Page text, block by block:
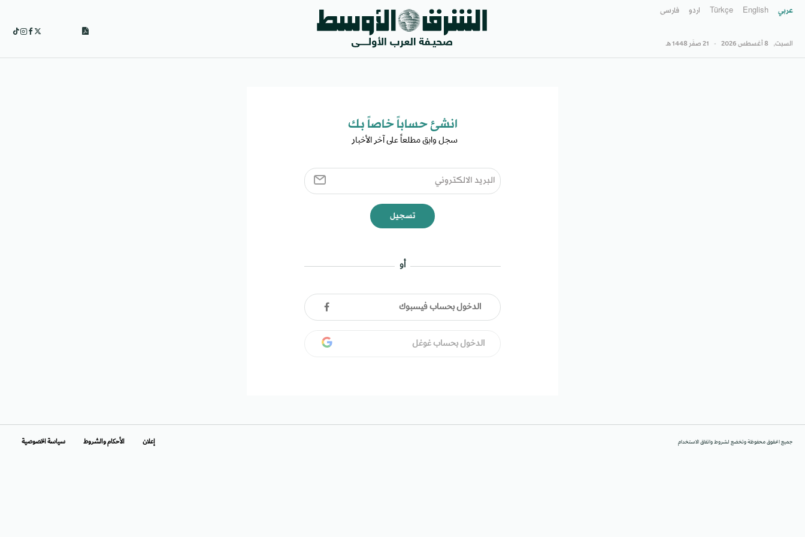
عربي English
Türkçe اردو فارسى
السبت, 8 أغسطس 2026 - 21 صفَر 1448 هـ
انشئ حساباً خاصاً بك​
سجل وابق مطلعاً على آخر الأخبار ​
تسجيل
أو
الدخول بحساب فيسبوك
الدخول بحساب غوغل
جميع الحقوق محفوظة وتخضع لشروط واتفاق الاستخدام إعلان الأحكام والشروط سياسة الخصوصية